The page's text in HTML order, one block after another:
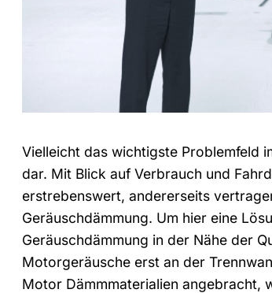
Vielleicht das wichtigste Problemfeld
dar. Mit Blick auf Verbrauch und
erstrebenswert, andererseits
Geräuschdämmung. Um hier eine
Geräuschdämmung in der Nähe der
Motorgeräusche erst an der
Motor Dämmmaterialien angebracht,